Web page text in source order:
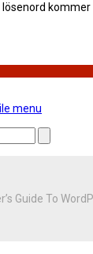
kommer
menu
Guide To